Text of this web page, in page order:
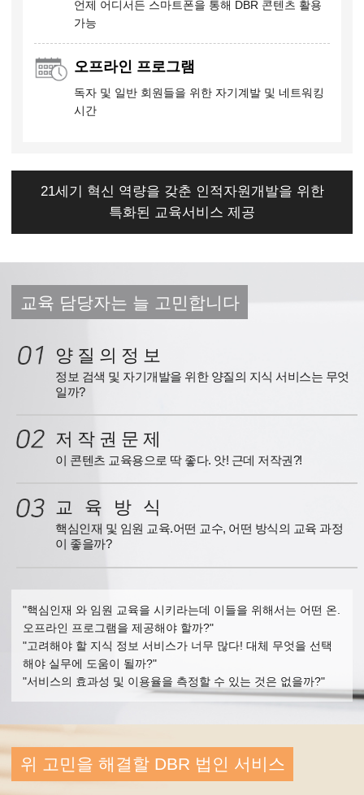
언제 어디서든 스마트폰을 통해 DBR 콘텐츠 활용
가능
오프라인 프로그램
독자 및 일반 회원들을 위한 자기계발 및 네트워킹
시간
21세기 혁신 역량을 갖춘 인적자원개발을 위한
특화된 교육서비스 제공
교육 담당자는 늘 고민합니다
양 질 의 정 보
정보 검색 및 자기개발을 위한 양질의 지식 서비스는 무엇
일까?
저 작 권 문 제
이 콘텐츠 교육용으로 딱 좋다. 앗! 근데 저작권?!
교 육 방 식
핵심인재 및 임원 교육.어떤 교수, 어떤 방식의 교육 과정
이 좋을까?
"핵심인재 와 임원 교육을 시키라는데 이들을 위해서는 어떤 온.
오프라인 프로그램을 제공해야 할까?"
"고려해야 할 지식 정보 서비스가 너무 많다! 대체 무엇을 선택
해야 실무에 도움이 될까?"
"서비스의 효과성 및 이용율을 측정할 수 있는 것은 없을까?"
위 고민을 해결할 DBR 법인 서비스